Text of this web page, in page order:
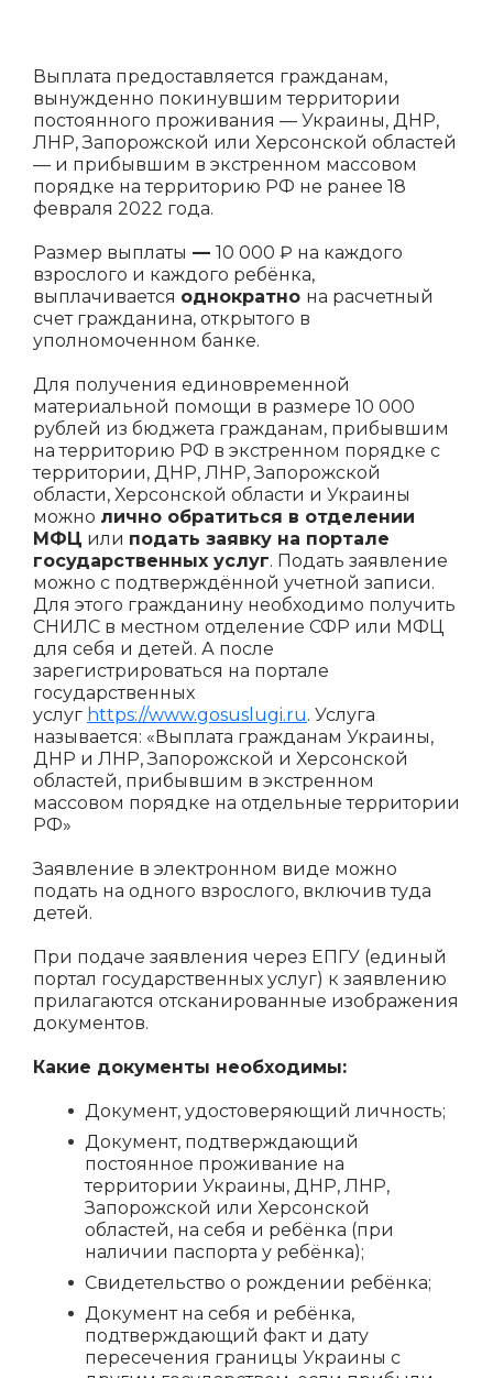
Выплата предоставляется гражданам,
вынужденно покинувшим территории
постоянного проживания — Украины, ДНР,
ЛНР, Запорожской или Херсонской областей
— и прибывшим в экстренном массовом
порядке на территорию РФ не ранее 18
февраля 2022 года.
Размер выплаты — 10 000 ₽ на каждого
взрослого и каждого ребёнка,
выплачивается однократно на расчетный
счет гражданина, открытого в
уполномоченном банке.
Для получения единовременной
материальной помощи в размере 10 000
рублей из бюджета гражданам, прибывшим
на территорию РФ в экстренном порядке с
территории, ДНР, ЛНР, Запорожской
области, Херсонской области и Украины
можно лично обратиться в отделении
МФЦ или подать заявку на портале
государственных услуг. Подать заявление
можно с подтверждённой учетной записи.
Для этого гражданину необходимо получить
СНИЛС в местном отделение СФР или МФЦ
для себя и детей. А после
зарегистрироваться на портале
государственных
услуг https://www.gosuslugi.ru. Услуга
называется: «Выплата гражданам Украины,
ДНР и ЛНР, Запорожской и Херсонской
областей, прибывшим в экстренном
массовом порядке на отдельные территории
РФ»
Заявление в электронном виде можно
подать на одного взрослого, включив туда
детей.
При подаче заявления через ЕПГУ (единый
портал государственных услуг) к заявлению
прилагаются отсканированные изображения
документов.
Какие документы необходимы:
Документ, удостоверяющий личность;
Документ, подтверждающий
постоянное проживание на
территории Украины, ДНР, ЛНР,
Запорожской или Херсонской
областей, на себя и ребёнка (при
наличии паспорта у ребёнка);
Свидетельство о рождении ребёнка;
Документ на себя и ребёнка,
подтверждающий факт и дату
пересечения границы Украины с